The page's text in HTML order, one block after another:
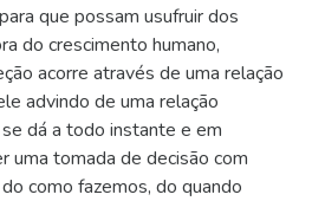
que possam usufruir dos
do crescimento humano,
acorre através de uma relação
advindo de uma relação
dá a todo instante e em
uma tomada de decisão com
como fazemos, do quando